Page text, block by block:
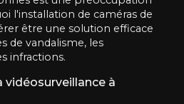
l'installation de caméras de
être une solution efficace
de vandalisme, les
infractions.
vidéosurveillance à